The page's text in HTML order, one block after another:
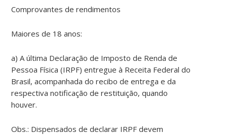
Comprovantes de rendimentos
Maiores de 18 anos:
a) A última Declaração de Imposto de Renda de
Pessoa Física (IRPF) entregue à Receita Federal do
Brasil, acompanhada do recibo de entrega e da
respectiva notificação de restituição, quando
houver.
Obs.: Dispensados de declarar IRPF devem